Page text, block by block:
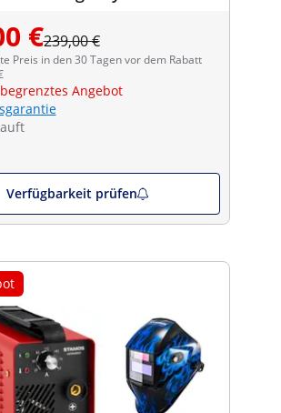
€239,00 €
Preis in den 30 Tagen vor dem Rabatt
Angebot
Verfügbarkeit prüfen